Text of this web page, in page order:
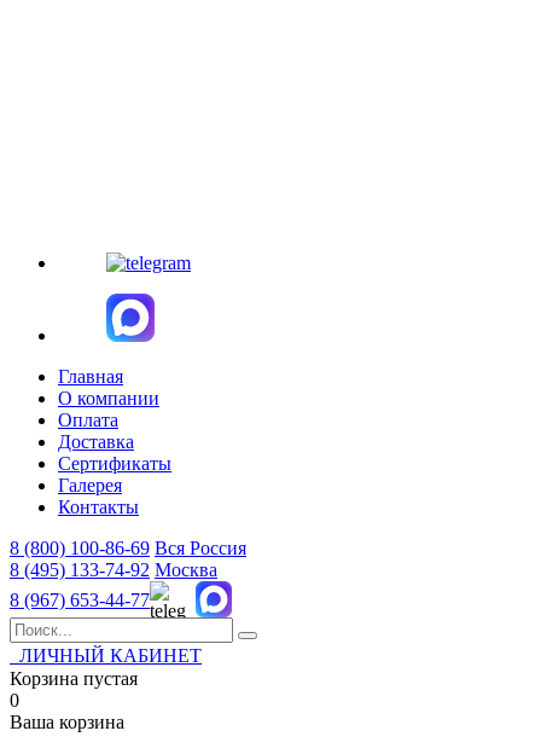
Главная
О компании
Оплата
Доставка
Сертификаты
Галерея
Контакты
8 (800) 100-86-69 Вся Россия
8 (495) 133-74-92 Москва
8 (967) 653-44-77
ЛИЧНЫЙ КАБИНЕТ
Корзина пустая
0
Ваша корзина